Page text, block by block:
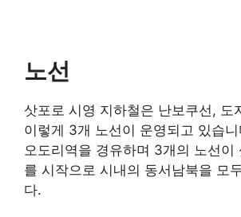
노선
삿포로 시영 지하철은 난보쿠선, 도
이렇게 3개 노선이 운영되고 있습
오도리역을 경유하며 3개의 노선이
를 시작으로 시내의 동서남북을 모
다.